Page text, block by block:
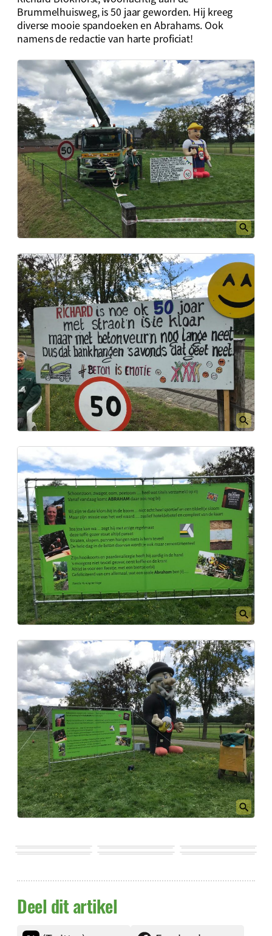
Brummelhuisweg, is 50 jaar geworden. Hij kreeg
diverse mooie spandoeken en Abrahams. Ook
namens de redactie van harte proficiat!
Deel dit artikel